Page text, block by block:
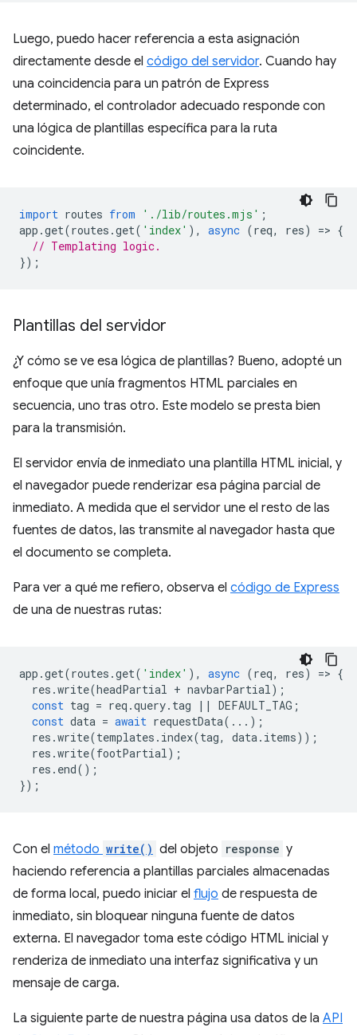
Luego, puedo hacer referencia a esta asignación
directamente desde el código del servidor. Cuando hay
una coincidencia para un patrón de Express
determinado, el controlador adecuado responde con
una lógica de plantillas específica para la ruta
coincidente.
import routes from './lib/routes.mjs' ;
app .get(routes .get( 'index' ), async (req, res) => {
// Templating logic.
});
Plantillas del servidor
¿Y cómo se ve esa lógica de plantillas? Bueno, adopté un
enfoque que unía fragmentos HTML parciales en
secuencia, uno tras otro. Este modelo se presta bien
para la transmisión.
El servidor envía de inmediato una plantilla HTML inicial, y
el navegador puede renderizar esa página parcial de
inmediato. A medida que el servidor une el resto de las
fuentes de datos, las transmite al navegador hasta que
el documento se completa.
Para ver a qué me refiero, observa el código de Express
de una de nuestras rutas:
app .get(routes .get( 'index' ), async (req, res) => {
res .write(headPartial + navbarPartial);
const tag = req .query. tag || DEFAULT_TAG ;
const data = await requestData(...);
res .write(templates . index(tag, data. items));
res .write(footPartial);
res . end();
});
Con el método write() del objeto response y
haciendo referencia a plantillas parciales almacenadas
de forma local, puedo iniciar el flujo de respuesta de
inmediato, sin bloquear ninguna fuente de datos
externa. El navegador toma este código HTML inicial y
renderiza de inmediato una interfaz significativa y un
mensaje de carga.
La siguiente parte de nuestra página usa datos de la API